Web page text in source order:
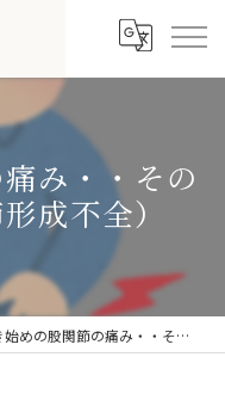
み・・その
成不全）
の股関節の痛み・・その原因は。（股関節形成不全）